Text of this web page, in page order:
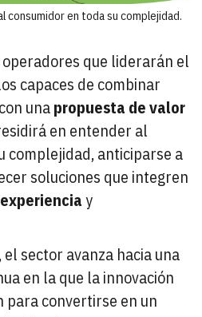
consumidor en toda su complejidad.
que liderarán el
capaces de combinar
con unapropuesta de valor
en entender al
complejidad, anticiparse a
soluciones que integren
experienciay
sector avanza hacia una
en la que la innovación
para convertirse en un